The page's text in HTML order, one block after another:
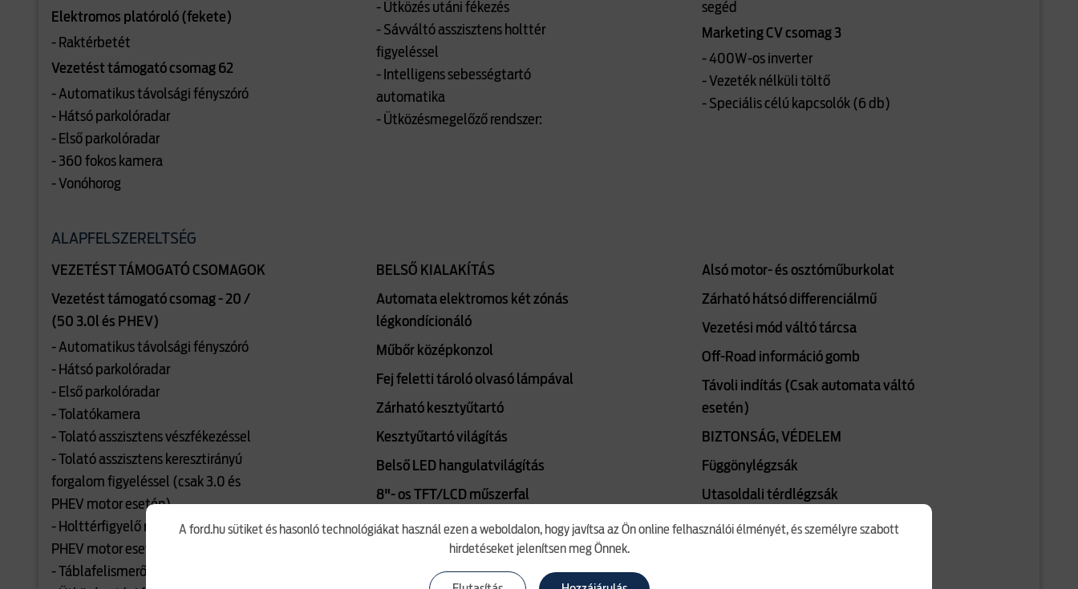
Elektromos platóroló (fekete)
- Raktérbetét
Vezetést támogató csomag 62
- Automatikus távolsági fényszóró
- Hátsó parkolóradar
- Első parkolóradar
- 360 fokos kamera
- Vonóhorog
- Ütközés utáni fékezés
- Sávváltó asszisztens holttér
figyeléssel
- Intelligens sebességtartó
automatika
- Ütközésmegelőző rendszer:
segéd
Marketing CV csomag 3
- 400W-os inverter
- Vezeték nélküli töltő
- Speciális célú kapcsolók (6 db)
ALAPFELSZERELTSÉG
VEZETÉST TÁMOGATÓ CSOMAGOK
Vezetést támogató csomag - 20 /
(50 3.0l és PHEV)
- Automatikus távolsági fényszóró
- Hátsó parkolóradar
- Első parkolóradar
- Tolatókamera
- Tolató asszisztens vészfékezéssel
- Tolató asszisztens keresztirányú
forgalom figyeléssel (csak 3.0 és
PHEV motor esetén)
- Holttérfigyelő rendszer (csak 3.0 és
PHEV motor esetén)
- Táblafelismerő rendszer
BELSŐ KIALAKÍTÁS
Automata elektromos két zónás
légkondícionáló
Műbőr középkonzol
Fej feletti tároló olvasó lámpával
Zárható kesztyűtartó
Kesztyűtartó világítás
Belső LED hangulatvilágítás
8"- os TFT/LCD műszerfal
Tachográf előkészítés
Automatikusan elsötétedő belső
visszapillantó tükör
Alsó motor- és osztóműburkolat
Zárható hátsó differenciálmű
Vezetési mód váltó tárcsa
Off-Road információ gomb
Távoli indítás (Csak automata váltó
esetén)
BIZTONSÁG, VÉDELEM
Függönylégzsák
Utasoldali térdlégzsák
Vezetőoldali térdlégzsák
A ford.hu sütiket és hasonló technológiákat használ ezen a weboldalon, hogy javítsa az Ön online felhasználói élményét, és személyre szabott
hirdetéseket jelenítsen meg Önnek.